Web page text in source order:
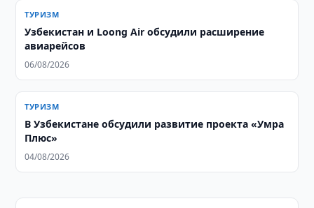
ТУРИЗМ
Узбекистан и Loong Air обсудили расширение
авиарейсов
06/08/2026
ТУРИЗМ
В Узбекистане обсудили развитие проекта «Умра
Плюс»
04/08/2026